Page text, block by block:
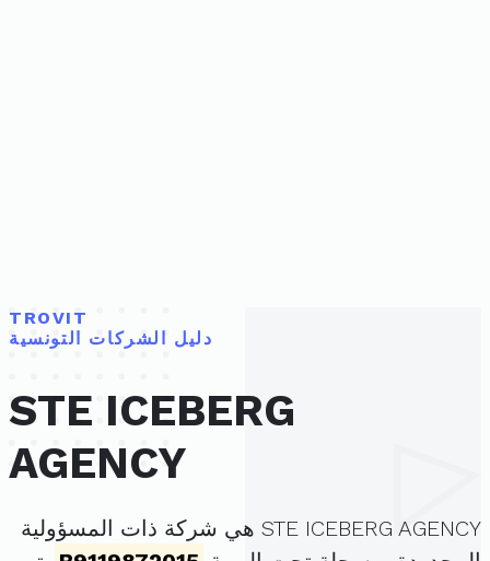
TROVIT
دليل الشركات التونسية
STE ICEBERG
AGENCY
STE ICEBERG AGENCY هي شركة ذات المسؤولية